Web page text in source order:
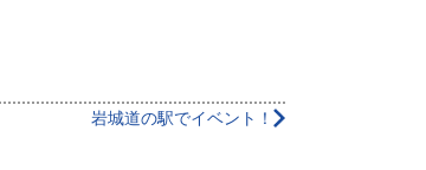
岩城道の駅でイベント！